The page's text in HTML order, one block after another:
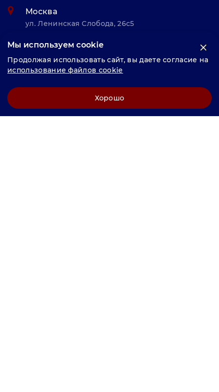
Москва
ул. Ленинская Слобода, 26с5
© «Велунд нержавейка» 2025, Разработка и комплексное
продвижение " LCAgency"
Мы используем cookie
Продолжая использовать сайт, вы даете согласие на
использование файлов cookie
Хорошо